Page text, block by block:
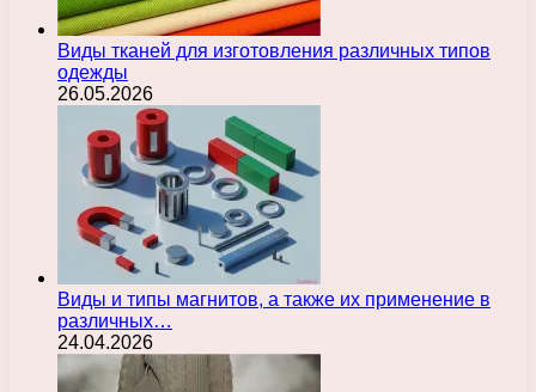
Виды тканей для изготовления различных типов
одежды
26.05.2026
Виды и типы магнитов, а также их применение в
различных…
24.04.2026